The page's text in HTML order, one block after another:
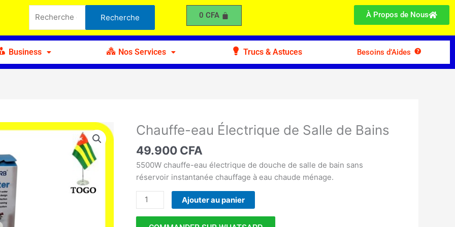
pour :
Recherche 0 CFA À Propos de Nous
Business Nos Services Trucs & Astuces Besoins d’Aides
Chauffe-eau Électrique de Salle de Bains
49.900 CFA
5500W chauffe-eau électrique de douche de salle de bain sans
réservoir instantanée chauffage à eau chaude ménage.
quantité
Chauffe-
eau
Électrique
Salle
Bains
Ajouter au panier
Salle
de
Bains